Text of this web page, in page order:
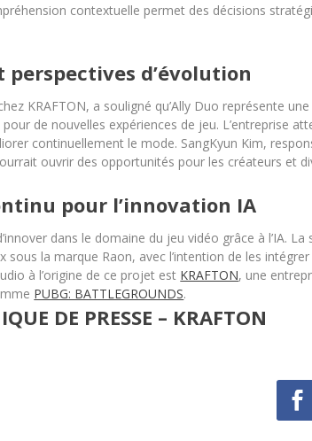
contextuelle permet des décisions
d’évolution
KRAFTON, a souligné qu’Ally Duo représente
de nouvelles expériences de jeu. L’entreprise
continuellement le mode. SangKyun Kim,
ouvrir des opportunités pour les créateurs et
pour l’innovation IA
dans le domaine du jeu vidéo grâce à l’IA.
sous la marque Raon, avec l’intention de les
à l’origine de ce projet est KRAFTON, une
PUBG: BATTLEGROUNDS.
DE PRESSE – KRAFTON